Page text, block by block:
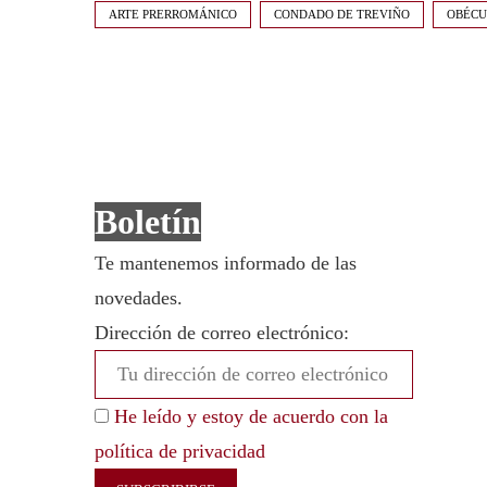
ARTE PRERROMÁNICO CONDADO DE TREVIÑO
Boletín
Te mantenemos informado de las
novedades.
Dirección de correo electrónico:
He leído y estoy de acuerdo con la
política de privacidad